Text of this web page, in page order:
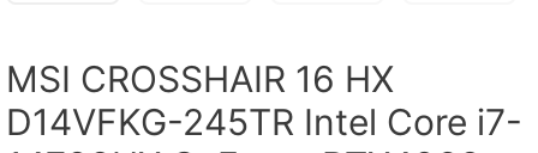
MSI CROSSHAIR 16 HX
D14VFKG-245TR Intel Core i7-